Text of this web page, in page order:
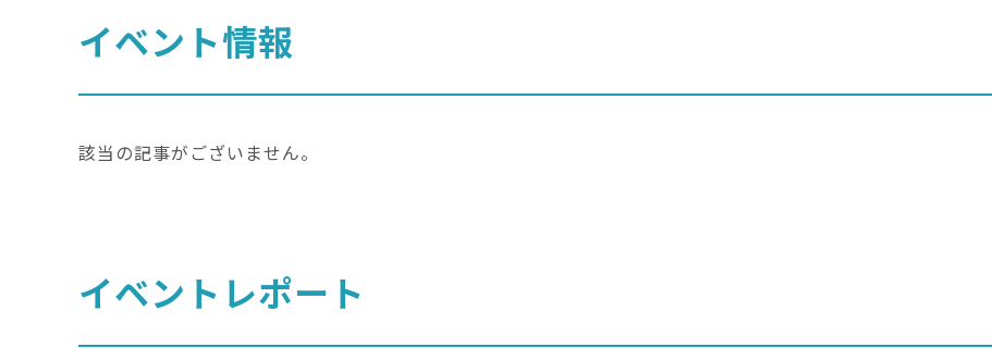
イベント情報
該当の記事がございません。
イベントレポート